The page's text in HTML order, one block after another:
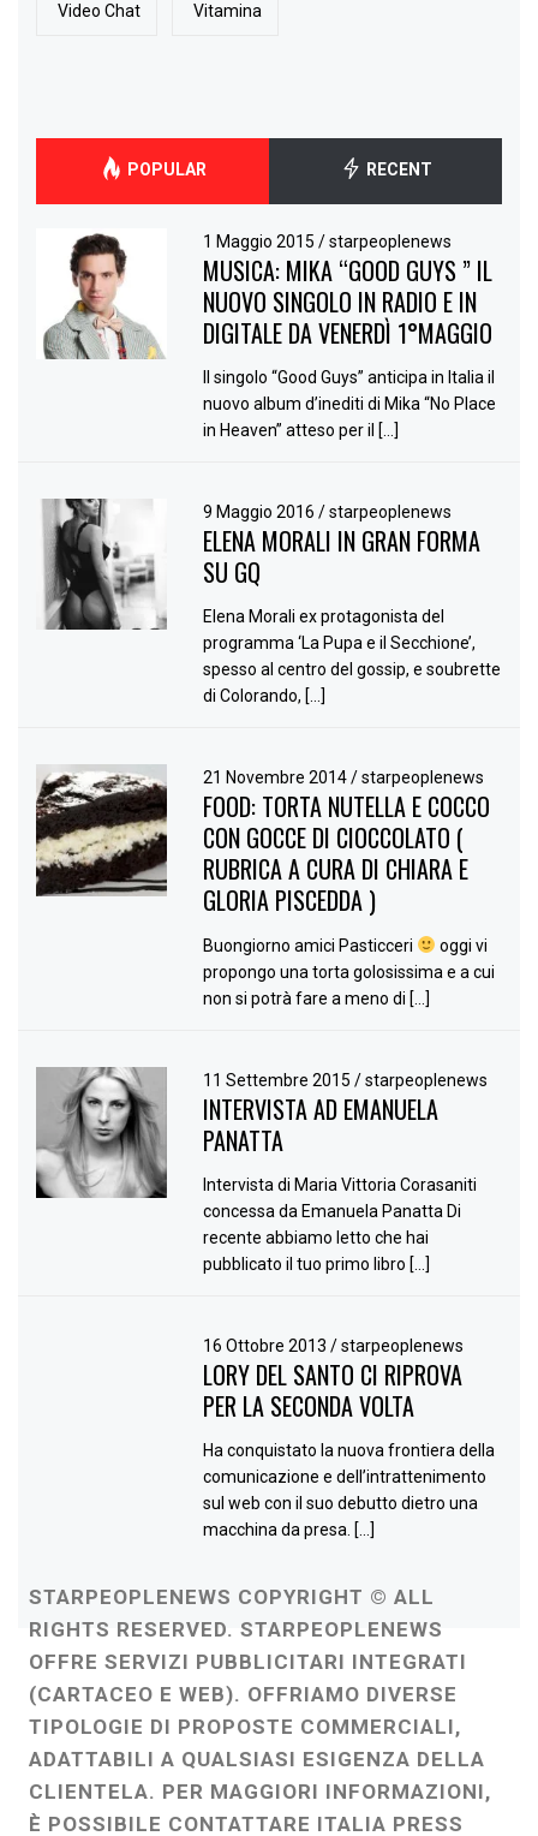
Video Chat Vitamina
POPULAR RECENT
1 Maggio 2015/ starpeoplenews
MUSICA: MIKA “GOOD GUYS ” IL
NUOVO SINGOLO IN RADIO E IN
DIGITALE DA VENERDÌ 1°MAGGIO
Il singolo “Good Guys” anticipa in Italia il
nuovo album d’inediti di Mika “No Place
in Heaven” atteso per il […]
9 Maggio 2016/ starpeoplenews
ELENA MORALI IN GRAN FORMA
SU GQ
Elena Morali ex protagonista del
programma ‘La Pupa e il Secchione’,
spesso al centro del gossip, e soubrette
di Colorando, […]
21 Novembre 2014/ starpeoplenews
FOOD: TORTA NUTELLA E COCCO
CON GOCCE DI CIOCCOLATO (
RUBRICA A CURA DI CHIARA E
GLORIA PISCEDDA )
Buongiorno amici Pasticceri
oggi vi
propongo una torta golosissima e a cui
non si potrà fare a meno di […]
11 Settembre 2015/ starpeoplenews
INTERVISTA AD EMANUELA
PANATTA
Intervista di Maria Vittoria Corasaniti
concessa da Emanuela Panatta Di
recente abbiamo letto che hai
pubblicato il tuo primo libro […]
16 Ottobre 2013/ starpeoplenews
LORY DEL SANTO CI RIPROVA
PER LA SECONDA VOLTA
Ha conquistato la nuova frontiera della
comunicazione e dell’intrattenimento
sul web con il suo debutto dietro una
macchina da presa. […]
STARPEOPLENEWS COPYRIGHT © ALL
RIGHTS RESERVED. STARPEOPLENEWS
OFFRE SERVIZI PUBBLICITARI INTEGRATI
(CARTACEO E WEB). OFFRIAMO DIVERSE
TIPOLOGIE DI PROPOSTE COMMERCIALI,
ADATTABILI A QUALSIASI ESIGENZA DELLA
CLIENTELA. PER MAGGIORI INFORMAZIONI,
È POSSIBILE CONTATTARE ITALIA PRESS